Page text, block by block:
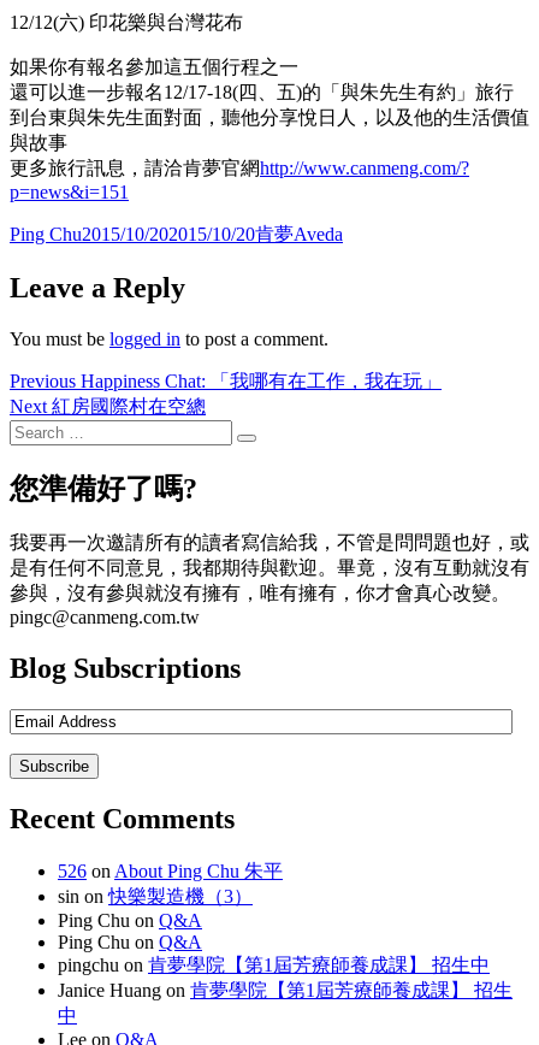
12/12(六) 印花樂與台灣花布
如果你有報名參加這五個行程之一
還可以進一步報名12/17-18(四、五)的「與朱先生有約」旅行
到台東與朱先生面對面，聽他分享悅日人，以及他的生活價值
與故事
更多旅行訊息，請洽肯夢官網http://www.canmeng.com/?
p=news&i=151
Author
Ping ChuPosted
2015/10/202015/10/20Categories
肯夢Aveda
Leave a Reply
You must be logged in to post a comment.
Post
navigation
Previous Previous
post:
Happiness Chat: 「我哪有在工作，我在玩」
Next Next
post:
紅房國際村在空總
Search
for:
Search
您準備好了嗎?
我要再一次邀請所有的讀者寫信給我，不管是問問題也好，或
是有任何不同意見，我都期待與歡迎。畢竟，沒有互動就沒有
參與，沒有參與就沒有擁有，唯有擁有，你才會真心改變。
pingc@canmeng.com.tw
Blog Subscriptions
Recent Comments
526 on About Ping Chu 朱平
sin on快樂製造機（3）
Ping Chu on Q&A
Ping Chu on Q&A
pingchu on 肯夢學院【第1屆芳療師養成課】 招生中
Janice Huang on 肯夢學院【第1屆芳療師養成課】 招生
中
Lee on Q&A